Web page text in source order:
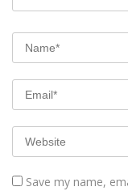
Save my name,